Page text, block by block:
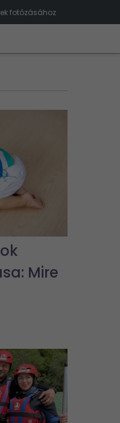
fotózásához
Mire